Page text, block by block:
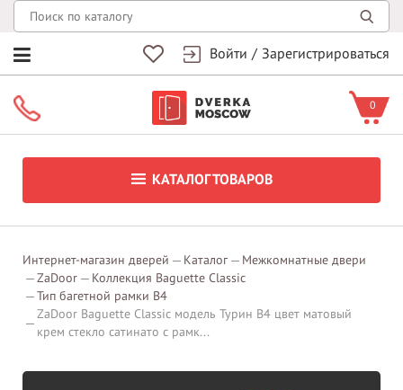
Войти / Зарегистрироваться
0
КАТАЛОГ ТОВАРОВ
Интернет-магазин дверей Каталог
Межкомнатные двери
ZaDoor
Коллекция Baguette Classic
Тип багетной рамки В4
ZaDoor Baguette Classic модель Турин В4 цвет матовый
крем стекло сатинато с рамк...